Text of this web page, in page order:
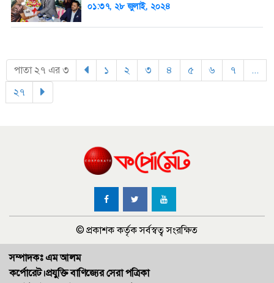
০১:৩৭, ২৮ জুলাই, ২০২৪
পাতা ২৭ এর ৩ ১ (current)
২ (current)
৩ (current)
৪ (current)
৫ (current)
৬ (current)
৭ (current)
...
২৭ (current)
© প্রকাশক কর্তৃক সর্বস্বত্ব সংরক্ষিত
সম্পাদকঃ এম আলম
কর্পোরেট।প্রযুক্তি বাণিজ্যের সেরা পত্রিকা